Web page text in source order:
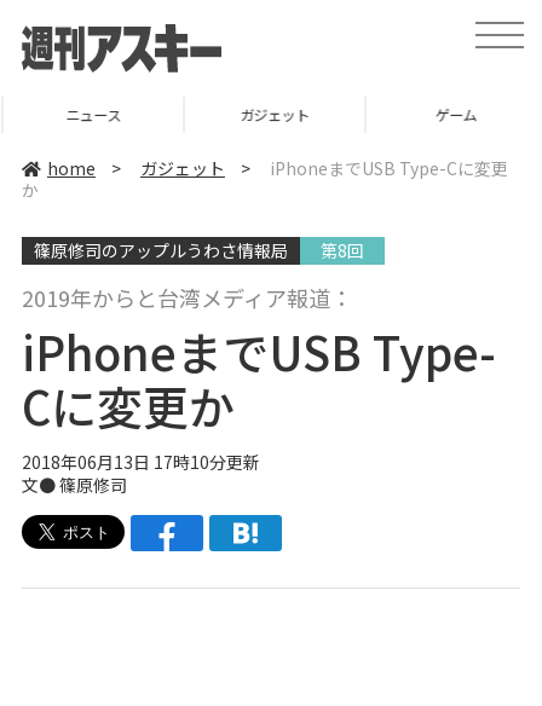
t
o
v
ニュース ガジェット ゲーム
home > ガジェット >
iPhoneまでUSB Type-Cに変更
か
篠原修司のアップルうわさ情報局 第8回
2019年からと台湾メディア報道：
iPhoneまでUSB Type-
Cに変更か
2018年06月13日 17時10分更新
文● 篠原修司